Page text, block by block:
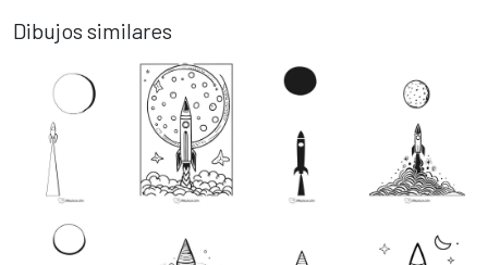
Dibujos similares